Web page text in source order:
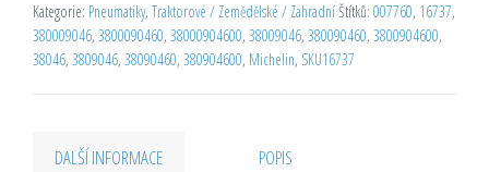
Kategorie: Pneumatiky, Traktorové / Zemědělské / ZahradníŠtítků: 007760, 16737,
380009046, 3800090460, 38000904600, 38009046, 380090460, 3800904600,
38046, 3809046, 38090460, 380904600, Michelin, SKU16737
DALŠÍ INFORMACE POPIS